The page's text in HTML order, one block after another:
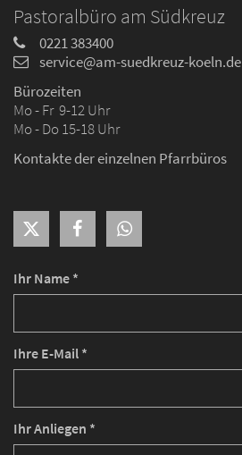
Ihr Name *
Ihre E-Mail *
Ihr Anliegen *
Pastoralbüro am Südkreuz
0221 383400
service@am-suedkreuz-koeln.de
Bürozeiten
Mo - Fr 9-12 Uhr
Mo - Do 15-18 Uhr
Kontakte der einzelnen Pfarrbüros